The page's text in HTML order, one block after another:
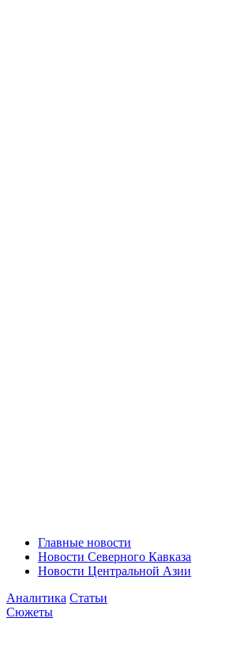
Главные новости
Новости Северного Кавказа
Новости Центральной Азии
Аналитика Статьи
Сюжеты